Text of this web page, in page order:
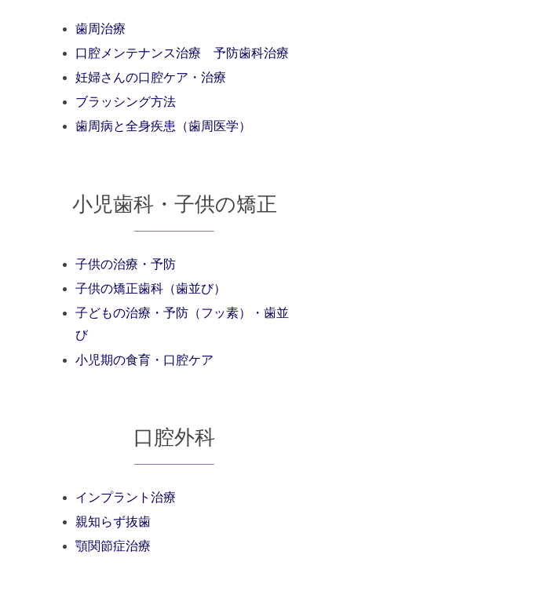
歯周治療
口腔メンテナンス治療 予防歯科治療
妊婦さんの口腔ケア・治療
ブラッシング方法
歯周病と全身疾患（歯周医学）
小児歯科・子供の矯正
子供の治療・予防
子供の矯正歯科（歯並び）
子どもの治療・予防（フッ素）・歯並
び
小児期の食育・口腔ケア
口腔外科
インプラント治療
親知らず抜歯
顎関節症治療